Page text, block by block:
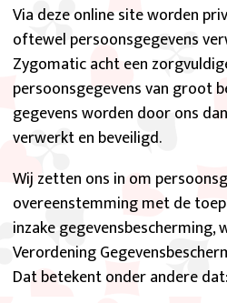
Via deze online site worden
oftewel persoonsgegevens
Zygomatic acht een
persoonsgegevens van groot
gegevens worden door ons
verwerkt en beveiligd.
Wij zetten ons in om
overeenstemming met de
inzake gegevensbescherming,
Verordening
Dat betekent onder andere dat: